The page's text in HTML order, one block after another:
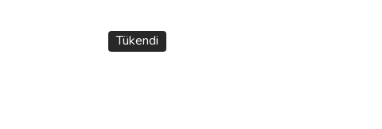
Tükendi